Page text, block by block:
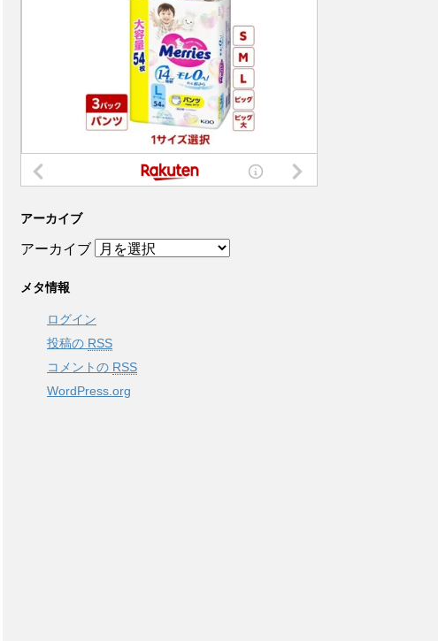
アーカイブ
アーカイブ
メタ情報
ログイン
投稿の RSS
コメントの RSS
WordPress.org